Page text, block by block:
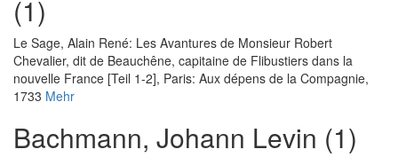
(1)
Le Sage, Alain René: Les Avantures de Monsieur Robert
Chevalier, dit de Beauchêne, capitaine de Flibustiers dans la
nouvelle France [Teil 1-2], Paris: Aux dépens de la Compagnie,
1733 Mehr
Bachmann, Johann Levin (1)